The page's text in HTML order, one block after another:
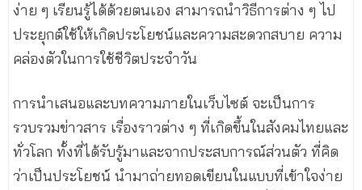
ง่าย ๆ เรียนรู้ได้ด้วยตนเอง สามารถนำวิธีการต่าง ๆ ไป
ประยุกต์ใช้ให้เกิดประโยชน์และความสะดวกสบาย ความ
คล่องตัวในการใช้ชีวิตประจำวัน
การนำเสนอและบทความภายในเว็บไซต์ จะเป็นการ
รวบรวมข่าวสาร เรื่องราวต่าง ๆ ที่เกิดขึ้นในสังคมไทยและ
ทั่วโลก ทั้งที่ได้รับรู้มาและจากประสบการณ์ส่วนตัว ที่คิด
ว่าเป็นประโยชน์ นำมาถ่ายทอดเขียนในแบบที่เข้าใจง่าย